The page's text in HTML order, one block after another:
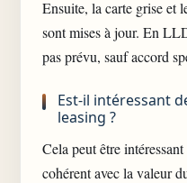
Ensuite, la carte grise et
sont mises à jour. En
pas prévu, sauf accord
Est-il intéressant
leasing ?
Cela peut être
cohérent avec la valeur